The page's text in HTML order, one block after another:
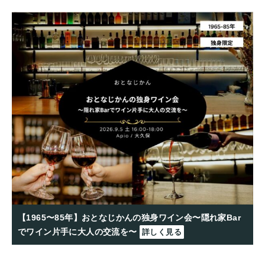
【1965〜85年】おとなじかんの独身ワイン会〜隠れ家Bar
でワイン片手に大人の交流を〜 詳しく見る